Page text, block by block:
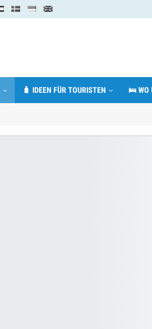
🧳 IDEEN FÜR TOURISTEN 🛌 WO